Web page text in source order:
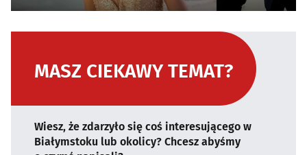
MASZ CIEKAWY TEMAT?
Wiesz, że zdarzyło się coś interesującego w
Białymstoku lub okolicy? Chcesz abyśmy